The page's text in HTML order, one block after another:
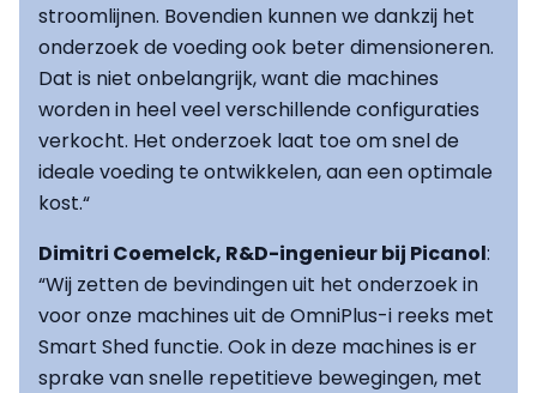
stroomlijnen. Bovendien kunnen we dankzij het
onderzoek de voeding ook beter dimensioneren.
Dat is niet onbelangrijk, want die machines
worden in heel veel verschillende configuraties
verkocht. Het onderzoek laat toe om snel de
ideale voeding te ontwikkelen, aan een optimale
kost.“
Dimitri Coemelck, R&D-ingenieur bij Picanol:
“Wij zetten de bevindingen uit het onderzoek in
voor onze machines uit de OmniPlus-i reeks met
Smart Shed functie. Ook in deze machines is er
sprake van snelle repetitieve bewegingen, met